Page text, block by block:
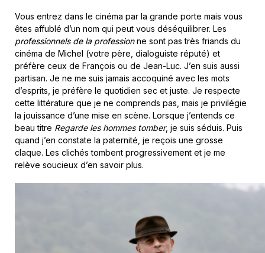
Vous entrez dans le cinéma par la grande porte mais vous
êtes affublé d’un nom qui peut vous déséquilibrer. Les
professionnels de la professionne sont pas très friands du
cinéma de Michel (votre père, dialoguiste réputé) et
préfère ceux de François ou de Jean-Luc. J’en suis aussi
partisan. Je ne me suis jamais accoquiné avec les mots
d’esprits, je préfère le quotidien sec et juste. Je respecte
cette littérature que je ne comprends pas, mais je privilégie
la jouissance d’une mise en scène. Lorsque j’entends ce
beau titre Regarde les hommes tomber, je suis séduis. Puis
quand j’en constate la paternité, je reçois une grosse
claque. Les clichés tombent progressivement et je me
relève soucieux d’en savoir plus.